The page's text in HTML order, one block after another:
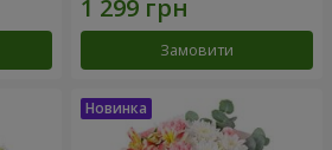
Замовити